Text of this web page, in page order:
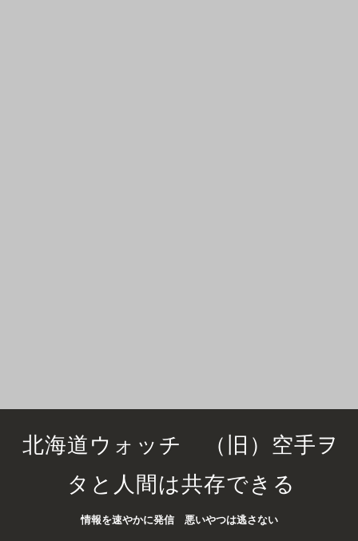
北海道ウォッチ （旧）空手ヲ
タと人間は共存できる
情報を速やかに発信 悪いやつは逃さない